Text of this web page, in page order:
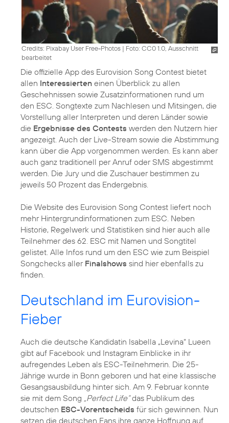
Credits: Pixabay User Free-Photos | Foto: CC0 1.0, Ausschnitt
bearbeitet
Die offizielle App des Eurovision Song Contest bietet
allen Interessierten einen Überblick zu allen
Geschehnissen sowie Zusatzinformationen rund um
den ESC. Songtexte zum Nachlesen und Mitsingen, die
Vorstellung aller Interpreten und deren Länder sowie
die Ergebnisse des Contests werden den Nutzern hier
angezeigt. Auch der Live-Stream sowie die Abstimmung
kann über die App vorgenommen werden. Es kann aber
auch ganz traditionell per Anruf oder SMS abgestimmt
werden. Die Jury und die Zuschauer bestimmen zu
jeweils 50 Prozent das Endergebnis.
Die Website des Eurovision Song Contest liefert noch
mehr Hintergrundinformationen zum ESC. Neben
Historie, Regelwerk und Statistiken sind hier auch alle
Teilnehmer des 62. ESC mit Namen und Songtitel
gelistet. Alle Infos rund um den ESC wie zum Beispiel
Songchecks aller Finalshows sind hier ebenfalls zu
finden.
Deutschland im Eurovision-
Fieber
Auch die deutsche Kandidatin Isabella „Levina“ Lueen
gibt auf Facebook und Instagram Einblicke in ihr
aufregendes Leben als ESC-Teilnehmerin. Die 25-
Jährige wurde in Bonn geboren und hat eine klassische
Gesangsausbildung hinter sich. Am 9. Februar konnte
sie mit dem Song „Perfect Life“das Publikum des
deutschen ESC-Vorentscheids für sich gewinnen. Nun
setzen die deutschen Fans ihre ganze Hoffnung auf